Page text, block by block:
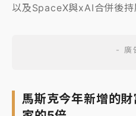
以及SpaceX與xAI合併後
馬斯克今年新增的